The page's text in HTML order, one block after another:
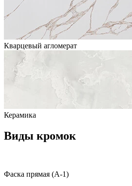
Кварцевый агломерат
Керамика
Виды кромок
Фаска прямая (A-1)